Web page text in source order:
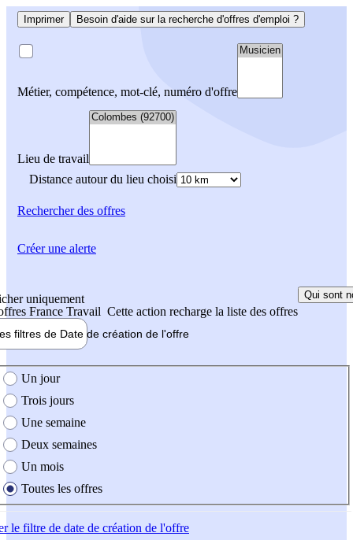
Imprimer Besoin d'aide sur la recherche d'offres d'emploi ?
Métier, compétence, mot-clé, numéro d'offre
Lieu de travail
Distance autour du lieu choisi
Rechercherdes offres
uniquement
France Travail Cette action recharge la liste des offres
Qui sont
filtres de Date de création de l'offre
création de l'offre
Un jour
Trois jours
Une semaine
Deux semaines
Un mois
Toutes les offres
le filtre de date de création de l'offre
Créer une alerte